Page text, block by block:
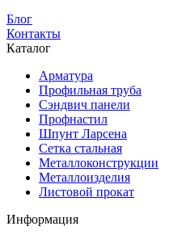
Блог
Контакты
Каталог
Арматура
Профильная труба
Сэндвич панели
Профнастил
Шпунт Ларсена
Сетка стальная
Металлоконструкции
Металлоизделия
Листовой прокат
Информация